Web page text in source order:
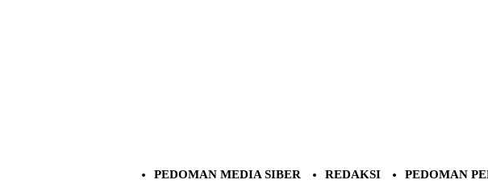
PEDOMAN MEDIA SIBER REDAKSI PEDOMAN